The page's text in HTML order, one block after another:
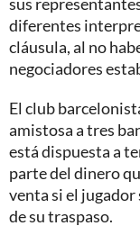
diferentes
cláusula, al no
negociadores
El club
amistosa a tres
está dispuesta a
parte del dinero
venta si el jugador
de su traspaso.